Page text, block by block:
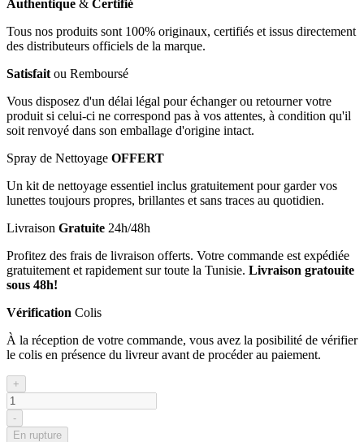
Authentique & Certifié
Tous nos produits sont 100% originaux, certifiés et issus directement
des distributeurs officiels de la marque.
Satisfait ou Remboursé
Vous disposez d'un délai légal pour échanger ou retourner votre
produit si celui-ci ne correspond pas à vos attentes, à condition qu'il
soit renvoyé dans son emballage d'origine intact.
Spray de Nettoyage OFFERT
Un kit de nettoyage essentiel inclus gratuitement pour garder vos
lunettes toujours propres, brillantes et sans traces au quotidien.
Livraison Gratuite 24h/48h
Profitez des frais de livraison offerts. Votre commande est expédiée
gratuitement et rapidement sur toute la Tunisie. Livraison gratouite
sous 48h!
Vérification Colis
À la réception de votre commande, vous avez la posibilité de vérifier
le colis en présence du livreur avant de procéder au paiement.
+
-
En rupture